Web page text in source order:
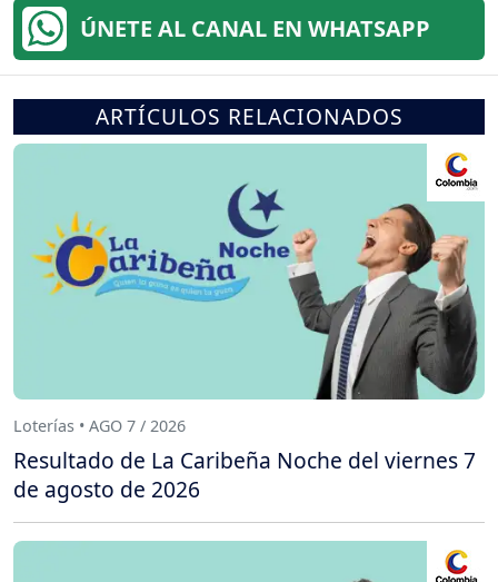
ÚNETE AL CANAL EN WHATSAPP
ARTÍCULOS RELACIONADOS
Loterías • AGO 7 / 2026
Resultado de La Caribeña Noche del viernes 7
de agosto de 2026